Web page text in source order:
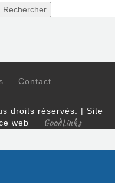
Contact
droits réservés. | Site
web
GoodLinks